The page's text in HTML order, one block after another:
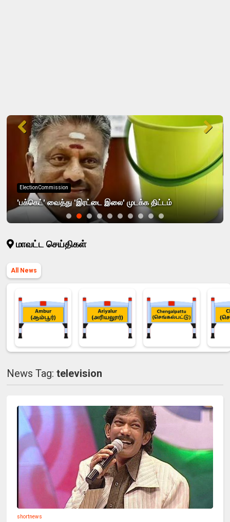
ElectionCommission
'பக்கெட்' வைத்து 'இரட்டை இலை' முடக்க திட்டம்
மாவட்ட செய்திகள்
All News
News Tag:television
shortnews